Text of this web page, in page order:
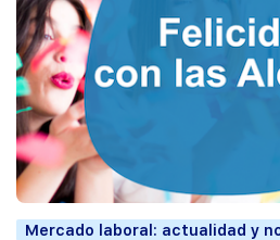
Mercado laboral: actualidad y